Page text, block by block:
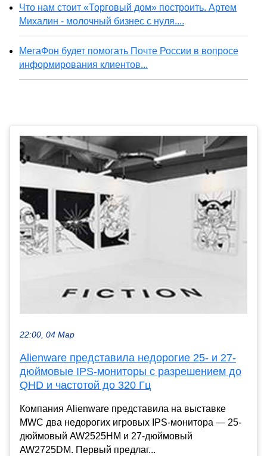
Что нам стоит «Торговый дом» построить. Артем
Михалин - молочный бизнес с нуля....
МегаФон будет помогать Почте России в вопросе
информирования клиентов...
22:00, 04 Мар
Alienware представила недорогие 25- и 27-
дюймовые IPS-мониторы с разрешением до
QHD и частотой до 320 Гц
Компания Alienware представила на выставке
MWC два недорогих игровых IPS-монитора — 25-
дюймовый AW2525HM и 27-дюймовый
AW2725DM. Первый предлаг...